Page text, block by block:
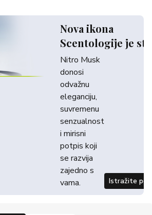
Nova ikona
Scentologije je
Nitro Musk
donosi
odvažnu
eleganciju,
suvremenu
senzualnost
i mirisni
potpis koji
se razvija
zajedno s
vama.
Istražite